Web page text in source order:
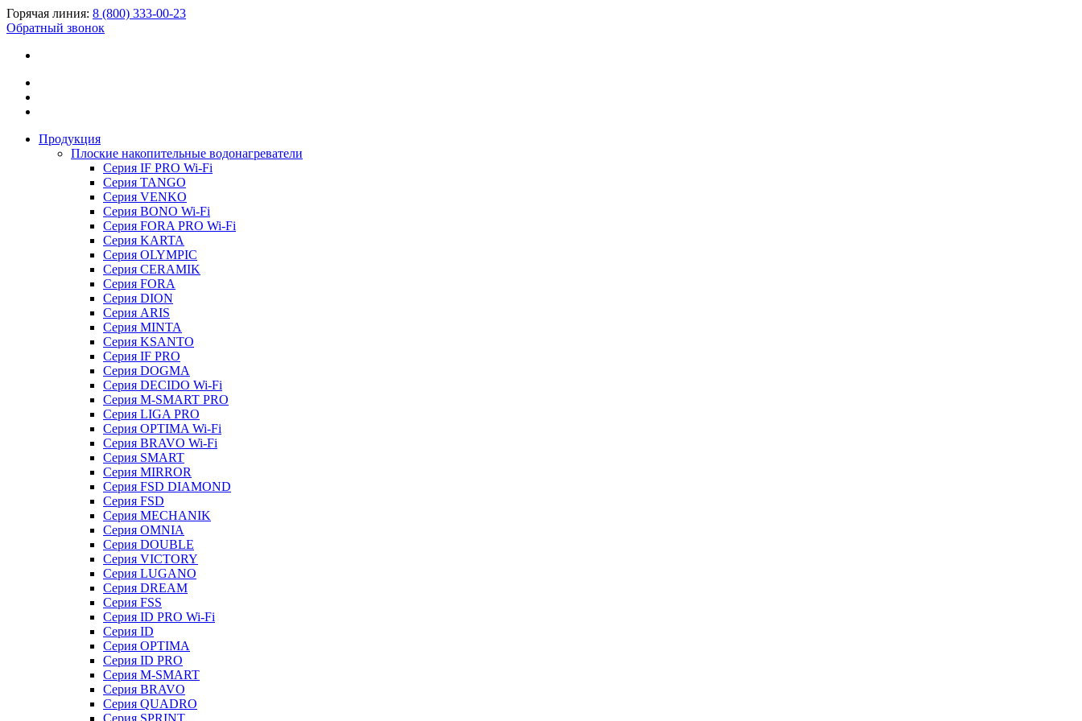
Горячая линия: 8 (800) 333-00-23
Обратный звонок
Продукция
Плоские накопительные водонагреватели
Серия IF PRO Wi-Fi
Серия TANGO
Серия VENKO
Серия BONO Wi-Fi
Серия FORA PRO Wi-Fi
Серия KARTA
Серия OLYMPIC
Серия CERAMIK
Серия FORA
Серия DION
Серия ARIS
Серия MINTA
Серия KSANTO
Серия IF PRO
Серия DOGMA
Серия DECIDO Wi-Fi
Серия M-SMART PRO
Серия LIGA PRO
Серия OPTIMA Wi-Fi
Серия BRAVO Wi-Fi
Серия SMART
Серия MIRROR
Серия FSD DIAMOND
Серия FSD
Серия MECHANIK
Серия OMNIA
Серия DOUBLE
Серия VICTORY
Серия LUGANO
Серия DREAM
Серия FSS
Серия ID PRO Wi-Fi
Серия ID
Серия OPTIMA
Серия ID PRO
Серия M-SMART
Серия BRAVO
Серия QUADRO
Серия SPRINT